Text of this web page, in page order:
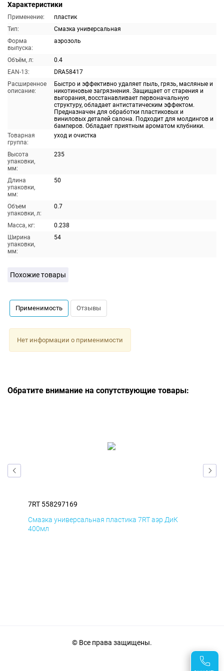
Характеристики
Применение:
пластик
Тип:
Смазка универсальная
Форма
выпуска:
аэрозоль
Объём, л:
0.4
EAN-13:
DRA58417
Расширенное
описание:
Быстро и эффективно удаляет пыль, грязь, масляные и
никотиновые загрязнения. Защищает от старения и
выгорания, восстанавливает первоначальную
структуру, обладает антистатическим эффектом.
Предназначен для обработки пластиковых и
виниловых деталей салона. Подходит для молдингов и
бамперов. Обладает приятным ароматом клубники.
Товарная
группа:
уход и очистка
Высота
упаковки,
мм:
235
Длина
упаковки,
мм:
50
Объем
упаковки, л:
0.7
Масса, кг:
0.238
Ширина
упаковки,
мм:
54
Похожие товары
Применимость Отзывы
Нет информации о применимости
Обратите внимание на сопутствующие товары:
7RT 558297169
Смазка универсальная пластика 7RT аэр ДиК
400мл
© Все права защищены.